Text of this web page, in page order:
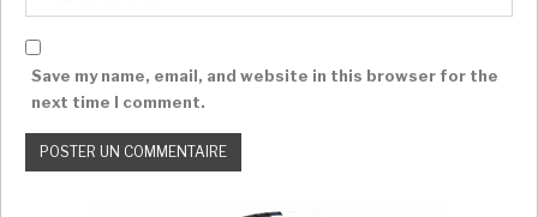
Save my name, email, and website in this browser for the
next time I comment.